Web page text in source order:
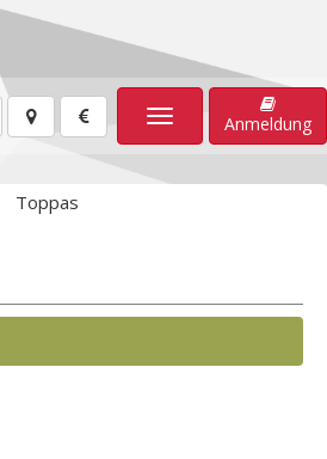
Toggle
navigation
Anmeldung
Toppas